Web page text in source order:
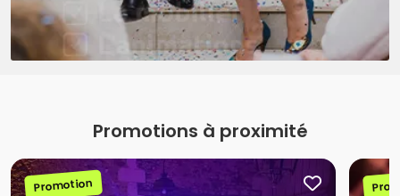
Promotions à proximité
Promotion